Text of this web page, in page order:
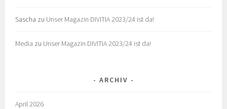
Sascha zu Unser Magazin DIVITIA 2023/24 ist da!
Media zu Unser Magazin DIVITIA 2023/24 ist da!
ARCHIV
April 2026